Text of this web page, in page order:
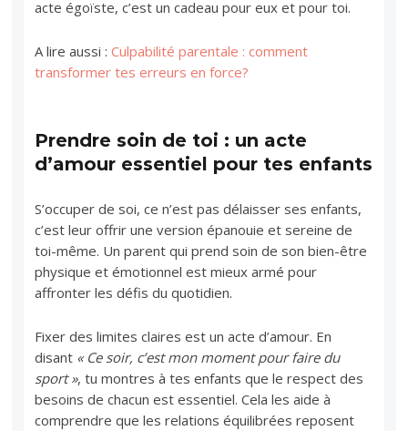
acte égoïste, c’est un cadeau pour eux et pour toi.
A lire aussi :Culpabilité parentale : comment
transformer tes erreurs en force?
Prendre soin de toi : un acte
d’amour essentiel pour tes enfants
S’occuper de soi, ce n’est pas délaisser ses enfants,
c’est leur offrir une version épanouie et sereine de
toi-même. Un parent qui prend soin de son bien-être
physique et émotionnel est mieux armé pour
affronter les défis du quotidien.
Fixer des limites claires est un acte d’amour. En
disant « Ce soir, c’est mon moment pour faire du
sport », tu montres à tes enfants que le respect des
besoins de chacun est essentiel. Cela les aide à
comprendre que les relations équilibrées reposent